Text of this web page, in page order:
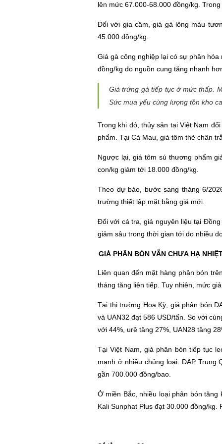
lên mức 67.000-68.000 đồng/kg.
Đối với gia cầm, giá gà lông màu
45.000 đồng/kg.
Giá gà công nghiệp lại có sự phân
đồng/kg do nguồn cung tăng nhanh
Giá trứng gà tiếp tục ở mức thấp.
Sức mua yếu cùng lượng tồn kho
Trong khi đó, thủy sản tại Việt Nam
phẩm. Tại Cà Mau, giá tôm thẻ chân
Ngược lại, giá tôm sú thương phẩm
con/kg giảm tới 18.000 đồng/kg.
Theo dự báo, bước sang tháng 6/
trường thiết lập mặt bằng giá mới.
Đối với cá tra, giá nguyên liệu tại
giảm sâu trong thời gian tới do nhiều
GIÁ PHÂN BÓN VẪN CHƯA HẠ
Liên quan đến mặt hàng phân bón
tháng tăng liên tiếp. Tuy nhiên, mức
Tại thị trường Hoa Kỳ, giá phân bón
và UAN32 đạt 586 USD/tấn. So với
với 44%, urê tăng 27%, UAN28 tăng
Tại Việt Nam, giá phân bón tiếp tục
mạnh ở nhiều chủng loại. DAP Trung
gần 700.000 đồng/bao.
Ở miền Bắc, nhiều loại phân bón
Kali Sunphat Plus đạt 30.000 đồng/